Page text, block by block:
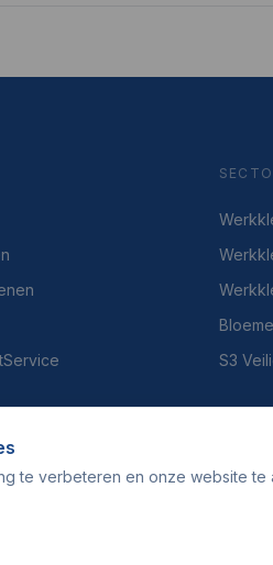
S3
te verbeteren en onze website